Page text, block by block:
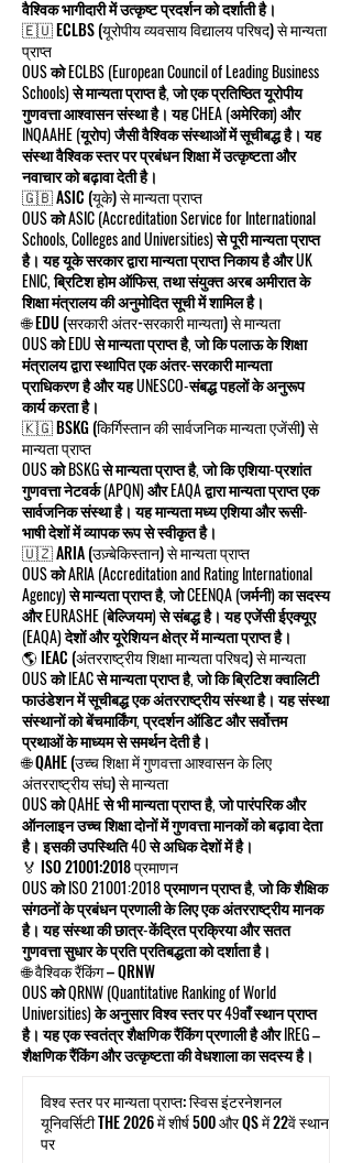
वैश्विक भागीदारी में उत्कृष्ट प्रदर्शन को दर्शाती है।
🇪🇺 ECLBS (यूरोपीय व्यवसाय विद्यालय परिषद) से मान्यता
प्राप्त
OUS को ECLBS (European Council of Leading Business
Schools) से मान्यता प्राप्त है, जो एक प्रतिष्ठित यूरोपीय
गुणवत्ता आश्वासन संस्था है। यह CHEA (अमेरिका) और
INQAAHE (यूरोप) जैसी वैश्विक संस्थाओं में सूचीबद्ध है। यह
संस्था वैश्विक स्तर पर प्रबंधन शिक्षा में उत्कृष्टता और
नवाचार को बढ़ावा देती है।
🇬🇧 ASIC (यूके) से मान्यता प्राप्त
OUS को ASIC (Accreditation Service for International
Schools, Colleges and Universities) से पूरी मान्यता प्राप्त
है। यह यूके सरकार द्वारा मान्यता प्राप्त निकाय है और UK
ENIC, ब्रिटिश होम ऑफिस, तथा संयुक्त अरब अमीरात के
शिक्षा मंत्रालय की अनुमोदित सूची में शामिल है।
🌐 EDU (सरकारी अंतर-सरकारी मान्यता) से मान्यता
OUS को EDU से मान्यता प्राप्त है, जो कि पलाऊ के शिक्षा
मंत्रालय द्वारा स्थापित एक अंतर-सरकारी मान्यता
प्राधिकरण है और यह UNESCO-संबद्ध पहलों के अनुरूप
कार्य करता है।
🇰🇬 BSKG (किर्गिस्तान की सार्वजनिक मान्यता एजेंसी) से
मान्यता प्राप्त
OUS को BSKG से मान्यता प्राप्त है, जो कि एशिया-प्रशांत
गुणवत्ता नेटवर्क (APQN) और EAQA द्वारा मान्यता प्राप्त एक
सार्वजनिक संस्था है। यह मान्यता मध्य एशिया और रूसी-
भाषी देशों में व्यापक रूप से स्वीकृत है।
🇺🇿 ARIA (उज़्बेकिस्तान) से मान्यता प्राप्त
OUS को ARIA (Accreditation and Rating International
Agency) से मान्यता प्राप्त है, जो CEENQA (जर्मनी) का सदस्य
और EURASHE (बेल्जियम) से संबद्ध है। यह एजेंसी ईएक्यूए
(EAQA) देशों और यूरेशियन क्षेत्र में मान्यता प्राप्त है।
🌎 IEAC (अंतरराष्ट्रीय शिक्षा मान्यता परिषद) से मान्यता
OUS को IEAC से मान्यता प्राप्त है, जो कि ब्रिटिश क्वालिटी
फाउंडेशन में सूचीबद्ध एक अंतरराष्ट्रीय संस्था है। यह संस्था
संस्थानों को बेंचमार्किंग, प्रदर्शन ऑडिट और सर्वोत्तम
प्रथाओं के माध्यम से समर्थन देती है।
🌐 QAHE (उच्च शिक्षा में गुणवत्ता आश्वासन के लिए
अंतरराष्ट्रीय संघ) से मान्यता
OUS को QAHE से भी मान्यता प्राप्त है, जो पारंपरिक और
ऑनलाइन उच्च शिक्षा दोनों में गुणवत्ता मानकों को बढ़ावा देता
है। इसकी उपस्थिति 40 से अधिक देशों में है।
🏅 ISO 21001:2018 प्रमाणन
OUS को ISO 21001:2018 प्रमाणन प्राप्त है, जो कि शैक्षिक
संगठनों के प्रबंधन प्रणाली के लिए एक अंतरराष्ट्रीय मानक
है। यह संस्था की छात्र-केंद्रित प्रक्रिया और सतत
गुणवत्ता सुधार के प्रति प्रतिबद्धता को दर्शाता है।
🌐 वैश्विक रैंकिंग – QRNW
OUS को QRNW (Quantitative Ranking of World
Universities) के अनुसार विश्व स्तर पर 49वाँ स्थान प्राप्त
है। यह एक स्वतंत्र शैक्षणिक रैंकिंग प्रणाली है और IREG –
शैक्षणिक रैंकिंग और उत्कृष्टता की वेधशाला का सदस्य है।
विश्व स्तर पर मान्यता प्राप्त: स्विस इंटरनेशनल
यूनिवर्सिटी THE 2026 में शीर्ष 500 और QS में 22वें स्थान
पर